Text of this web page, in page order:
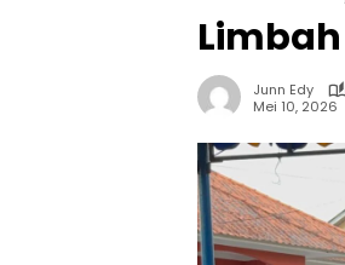
Junn Edy
Mei 10, 2026